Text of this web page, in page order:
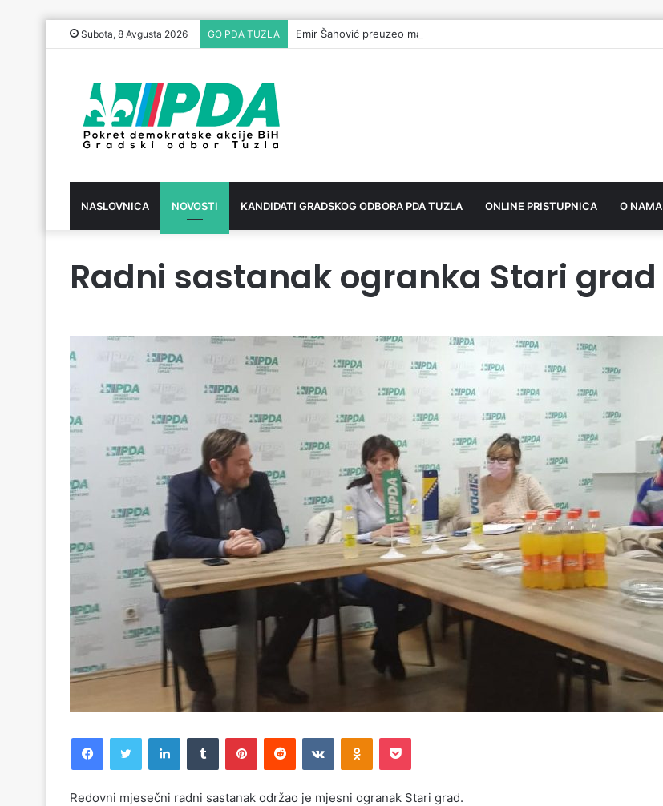
Subota, 8 Avgusta 2026 GO PDA TUZLA Emir Šahović preuzeo mandat vijećnika u Gradskom vijeću Tuzla
NASLOVNICA NOVOSTI KANDIDATI GRADSKOG ODBORA PDA TUZLA ONLINE PRISTUPNICA O NAMA
Radni sastanak ogranka Stari grad
Redovni mjesečni radni sastanak održao je mjesni ogranak Stari grad.